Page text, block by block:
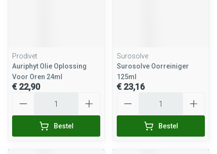
Prodivet
Auriphyt Olie Oplossing
Voor Oren 24ml
€ 22,90
Bestel
Surosolve
Surosolve Oorreiniger
125ml
€ 23,16
Bestel